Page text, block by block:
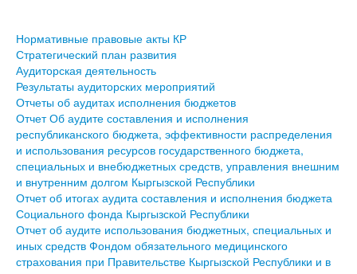
Нормативные правовые акты КР
Стратегический план развития
Аудиторская деятельность
Результаты аудиторских мероприятий
Отчеты об аудитах исполнения бюджетов
Отчет Об аудите составления и исполнения
республиканского бюджета, эффективности распределения
и использования ресурсов государственного бюджета,
специальных и внебюджетных средств, управления внешним
и внутренним долгом Кыргызской Республики
Отчет об итогах аудита составления и исполнения бюджета
Социального фонда Кыргызской Республики
Отчет об аудите использования бюджетных, специальных и
иных средств Фондом обязательного медицинского
страхования при Правительстве Кыргызской Республики и в